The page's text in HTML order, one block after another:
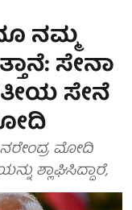
ನಮ್ಮ
ಸೇನಾ
ಸೇನೆ
ಮೋದಿ
ಶ್ಲಾಘಿಸಿದ್ದಾರೆ,